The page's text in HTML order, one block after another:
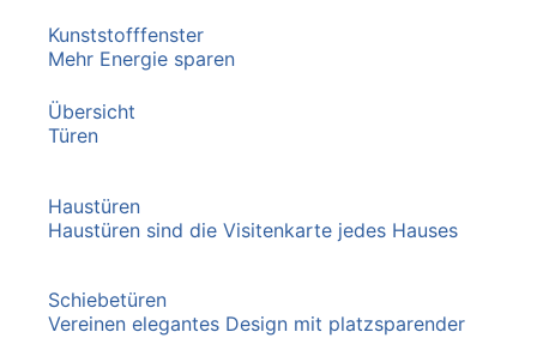
Kunststofffenster
Mehr Energie sparen
Übersicht
Türen
Haustüren
Haustüren sind die Visitenkarte jedes Hauses
Schiebetüren
Vereinen elegantes Design mit platzsparender